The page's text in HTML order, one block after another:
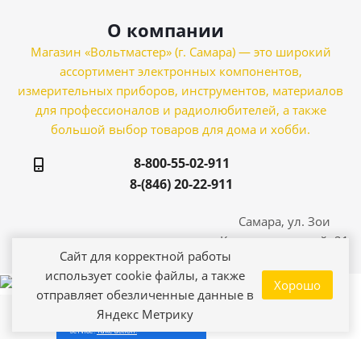
О компании
Магазин «Вольтмастер» (г. Самара) — это широкий
ассортимент электронных компонентов,
измерительных приборов, инструментов, материалов
для профессионалов и радиолюбителей, а также
большой выбор товаров для дома и хобби.
8-800-55-02-911
8-(846) 20-22-911
Самара, ул. Зои
Космодемьянской, 21
Сайт для корректной работы
использует cookie файлы, а также
отправляет обезличенные данные в
Яндекс Метрику
Хорошо